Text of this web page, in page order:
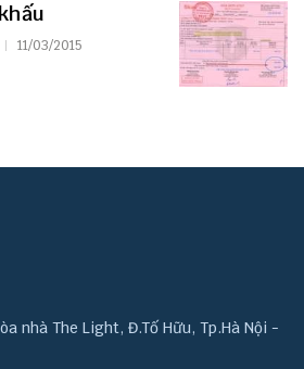
11/03/2015
nhà The Light, Đ.Tố Hữu, Tp.Hà Nội -